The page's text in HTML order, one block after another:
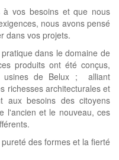
à vos besoins et que nous
nous avons pensé
dans vos projets.
dans le domaine de
produits ont été conçus,
usines de Belux ; alliant
richesses architecturales et
aux besoins des citoyens
l'ancien et le nouveau, ces
des formes et la fierté